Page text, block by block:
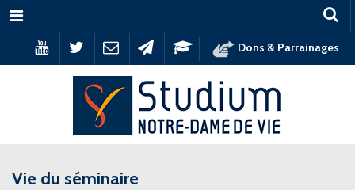
Menu
Dons & Parrainages
Vie du séminaire